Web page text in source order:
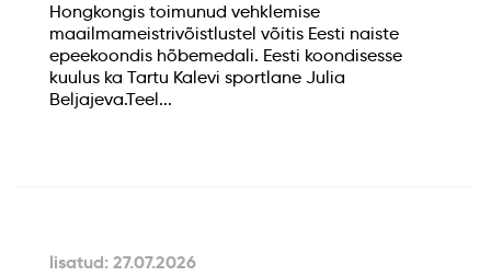
Hongkongis toimunud vehklemise
maailmameistrivõistlustel võitis Eesti naiste
epeekoondis hõbemedali. Eesti koondisesse
kuulus ka Tartu Kalevi sportlane Julia
Beljajeva.Teel...
lisatud: 27.07.2026